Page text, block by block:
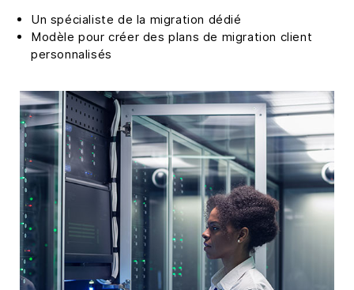
Un spécialiste de la migration dédié
Modèle pour créer des plans de migration client
personnalisés